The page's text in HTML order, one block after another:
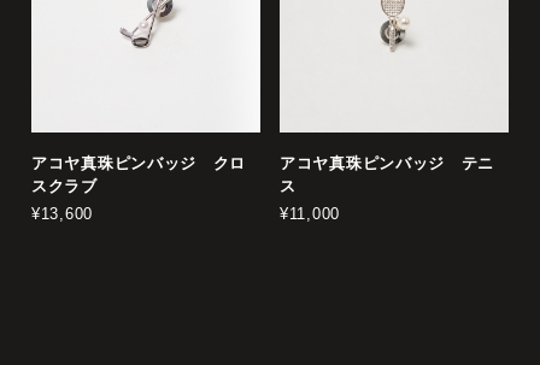
アコヤ真珠ピンバッジ クロ
スクラブ
¥13,600
アコヤ真珠ピンバッジ テニ
ス
¥11,000